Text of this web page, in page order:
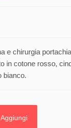
e chirurgia
in cotone rosso,
bianco.
Aggiungi